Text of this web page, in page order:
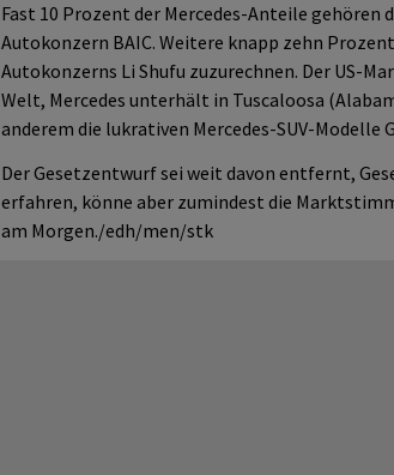
Fast 10 Prozent der Mercedes-Anteile
Autokonzern BAIC. Weitere knapp zehn
Autokonzerns Li Shufu zuzurechnen. Der US-
Welt, Mercedes unterhält in Tuscaloosa
anderem die lukrativen Mercedes-SUV-Modelle
Der Gesetzentwurf sei weit davon entfernt,
erfahren, könne aber zumindest die
am Morgen./edh/men/stk